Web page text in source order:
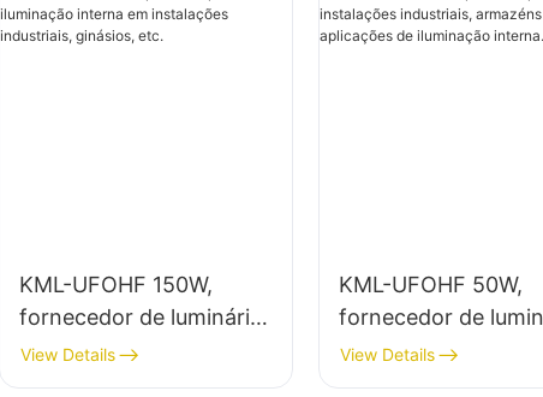
KML-UFOHF 150W,
fornecedor de luminária
LED de alta potência
para iluminação interna
View Details
KML-UFOHF 50W,
fornecedor de
LED de alta potência
para instalações
View Details